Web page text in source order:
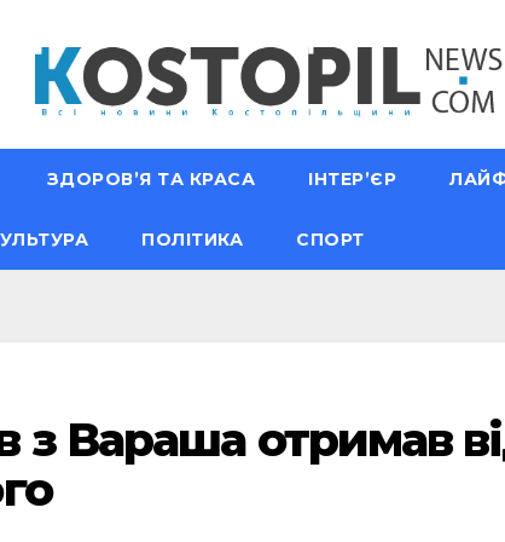
ЗДОРОВ’Я ТА КРАСА ІНТЕР’ЄР
ПОЛІТИКА СПОРТ
Вараша отримав